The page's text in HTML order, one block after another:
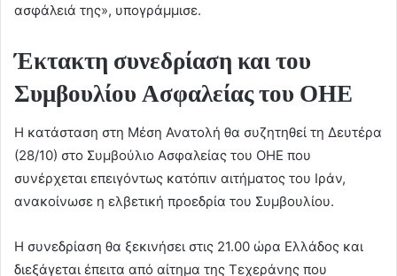
ασφάλειά της», υπογράμμισε.
Έκτακτη συνεδρίαση και του
Συμβουλίου Ασφαλείας του ΟΗΕ
Η κατάσταση στη Μέση Ανατολή θα συζητηθεί τη Δευτέρα
(28/10) στο Συμβούλιο Ασφαλείας του ΟΗΕ που
συνέρχεται επειγόντως κατόπιν αιτήματος του Ιράν,
ανακοίνωσε η ελβετική προεδρία του Συμβουλίου.
Η συνεδρίαση θα ξεκινήσει στις 21.00 ώρα Ελλάδος και
διεξάγεται έπειτα από αίτημα της Τεχεράνης που